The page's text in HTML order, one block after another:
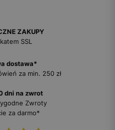
ZAKUPY
SSL
dostawa*
za min. 250 zł
dni na zwrot
Zwroty
za darmo*